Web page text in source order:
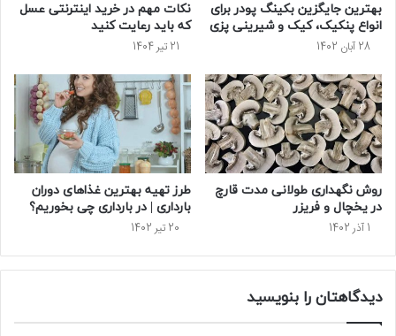
بهترین جایگزین بکینگ پودر برای
انواع پنکیک، کیک و شیرینی پزی
28 آبان 1402
نکات مهم در خرید اینترنتی عسل
که باید رعایت کنید
21 تیر 1404
روش نگهداری طولانی مدت قارچ
در یخچال و فریزر
1 آذر 1402
طرز تهیه بهترین غذاهای دوران
بارداری | در بارداری چی بخوریم؟
20 تیر 1402
دیدگاهتان را بنویسید